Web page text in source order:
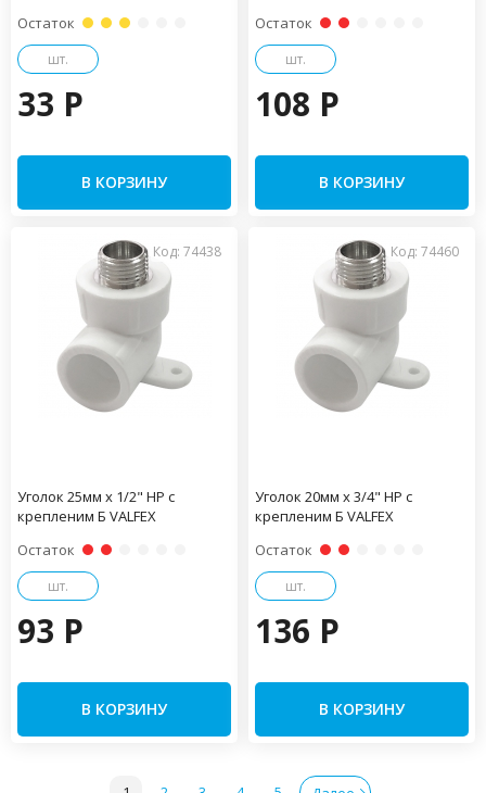
Остаток
шт.
33 P
В КОРЗИНУ
Остаток
шт.
108 P
В КОРЗИНУ
Код: 74438
Уголок 25мм x 1/2" НР с
крепленим Б VALFEX
Остаток
шт.
93 P
В КОРЗИНУ
Код: 74460
Уголок 20мм x 3/4" НР с
крепленим Б VALFEX
Остаток
шт.
136 P
В КОРЗИНУ